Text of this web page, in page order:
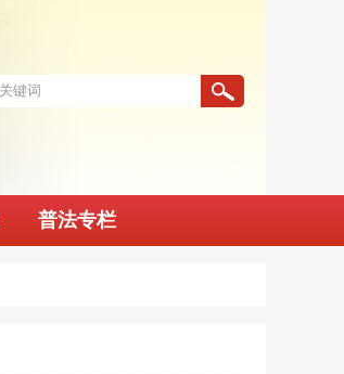
普法专栏